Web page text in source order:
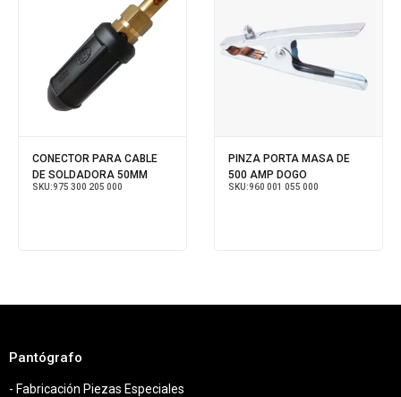
CONECTOR PARA CABLE
DE SOLDADORA 50MM
SKU:975 300 205 000
PINZA PORTA MASA DE
500 AMP DOGO
SKU:960 001 055 000
Pantógrafo
- Fabricación Piezas Especiales